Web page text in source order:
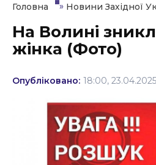
Культура
Освіта
Події
Політика
Соціум
Головна » Новини Західної
На Волині
жінка (Фото)
Опубліковано: 18:00, 23.04.2025